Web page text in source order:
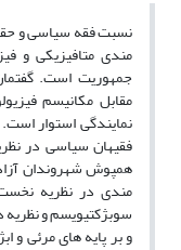
نسبت فقه سیاسی و
مندی متافیزیکی و
جمهوریت است.
مقابل مکانیسم
نمایندگی استوار
فقیهان سیاسی در
همپوش شهروندان
مندی در نظریه
سوبژکتیویسم و
و بر پایه های مرئی